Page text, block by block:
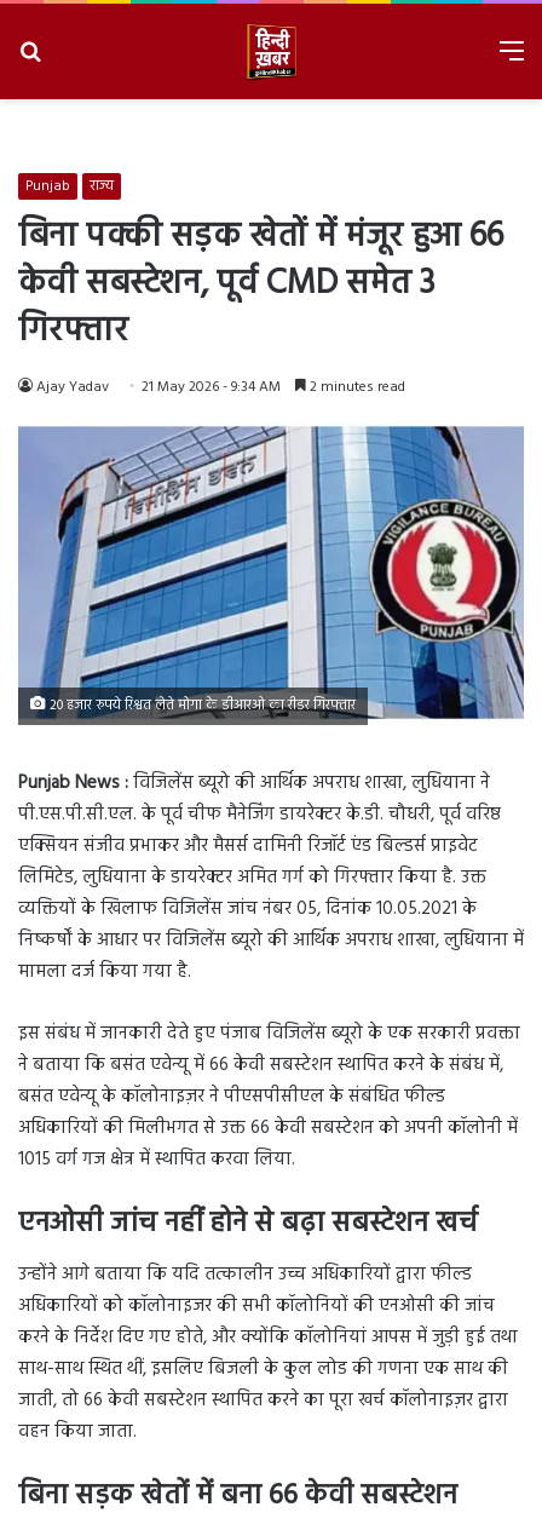
Punjab राज्य
बिना पक्की सड़क खेतों में मंजूर हुआ 66
केवी सबस्टेशन, पूर्व CMD समेत 3
गिरफ्तार
Ajay Yadav 21 May 2026 - 9:34 AM 2 minutes read
20 हजार रुपये रिश्वत लेते मोगा के डीआरओ का रीडर गिरफ्तार
Punjab News :विजिलेंस ब्यूरो की आर्थिक अपराध शाखा, लुधियाना ने
पी.एस.पी.सी.एल. के पूर्व चीफ मैनेजिंग डायरेक्टर के.डी. चौधरी, पूर्व वरिष्ठ
एक्सियन संजीव प्रभाकर और मैसर्स दामिनी रिजॉर्ट एंड बिल्डर्स प्राइवेट
लिमिटेड, लुधियाना के डायरेक्टर अमित गर्ग को गिरफ्तार किया है. उक्त
व्यक्तियों के खिलाफ विजिलेंस जांच नंबर 05, दिनांक 10.05.2021 के
निष्कर्षों के आधार पर विजिलेंस ब्यूरो की आर्थिक अपराध शाखा, लुधियाना में
मामला दर्ज किया गया है.
इस संबंध में जानकारी देते हुए पंजाब विजिलेंस ब्यूरो के एक सरकारी प्रवक्ता
ने बताया कि बसंत एवेन्यू में 66 केवी सबस्टेशन स्थापित करने के संबंध में,
बसंत एवेन्यू के कॉलोनाइज़र ने पीएसपीसीएल के संबंधित फील्ड
अधिकारियों की मिलीभगत से उक्त 66 केवी सबस्टेशन को अपनी कॉलोनी में
1015 वर्ग गज क्षेत्र में स्थापित करवा लिया.
एनओसी जांच नहीं होने से बढ़ा सबस्टेशन खर्च
उन्होंने आगे बताया कि यदि तत्कालीन उच्च अधिकारियों द्वारा फील्ड
अधिकारियों को कॉलोनाइजर की सभी कॉलोनियों की एनओसी की जांच
करने के निर्देश दिए गए होते, और क्योंकि कॉलोनियां आपस में जुड़ी हुई तथा
साथ-साथ स्थित थीं, इसलिए बिजली के कुल लोड की गणना एक साथ की
जाती, तो 66 केवी सबस्टेशन स्थापित करने का पूरा खर्च कॉलोनाइज़र द्वारा
वहन किया जाता.
बिना सड़क खेतों में बना 66 केवी सबस्टेशन